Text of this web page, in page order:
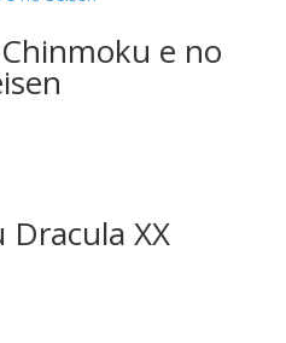
e no
XX